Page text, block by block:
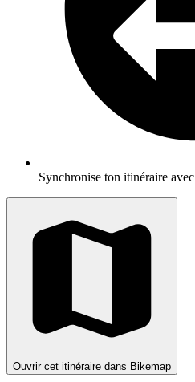
Synchronise ton itinéraire avec
Ouvrir cet itinéraire dans Bikemap